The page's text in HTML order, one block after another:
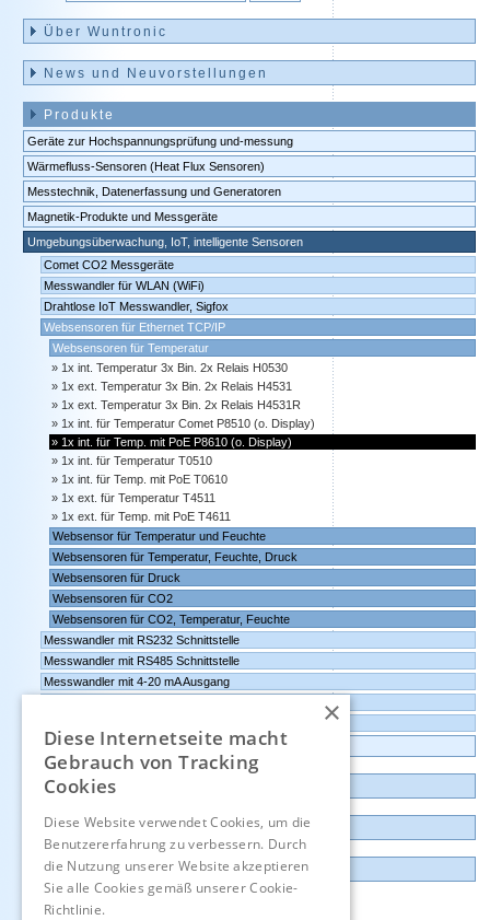
überspringen
Über Wuntronic
News und Neuvorstellungen
Produkte
Geräte zur Hochspannungsprüfung und-messung
Wärmefluss-Sensoren (Heat Flux Sensoren)
Messtechnik, Datenerfassung und Generatoren
Magnetik-Produkte und Messgeräte
Umgebungsüberwachung, IoT, intelligente Sensoren
Comet CO2 Messgeräte
Messwandler für WLAN (WiFi)
Drahtlose IoT Messwandler, Sigfox
Websensoren für Ethernet TCP/IP
Websensoren für Temperatur
1x int. Temperatur 3x Bin. 2x Relais H0530
1x ext. Temperatur 3x Bin. 2x Relais H4531
1x ext. Temperatur 3x Bin. 2x Relais H4531R
1x int. für Temperatur Comet P8510 (o. Display)
1x int. für Temp. mit PoE P8610 (o. Display)
1x int. für Temperatur T0510
1x int. für Temp. mit PoE T0610
1x ext. für Temperatur T4511
1x ext. für Temp. mit PoE T4611
Websensor für Temperatur und Feuchte
Websensoren für Temperatur, Feuchte, Druck
Websensoren für Druck
Websensoren für CO2
Websensoren für CO2, Temperatur, Feuchte
Messwandler mit RS232 Schnittstelle
Messwandler mit RS485 Schnittstelle
Messwandler mit 4-20 mA Ausgang
Datenlogger, Datenrekorder, Messwandler
Günstige Auslauf-und Demogeräte
Kontakt
Impressum
×
Diese Internetseite macht
Gebrauch von Tracking
Cookies
Diese Website verwendet Cookies, um die
Benutzererfahrung zu verbessern. Durch
die Nutzung unserer Website akzeptieren
Sie alle Cookies gemäß unserer Cookie-
Richtlinie.